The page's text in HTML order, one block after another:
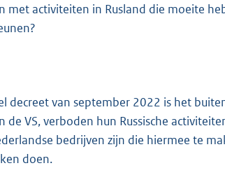
met activiteiten in Rusland die moeite
decreet van september 2022 is het
VS, verboden hun Russische
bedrijven zijn die hiermee te
doen.